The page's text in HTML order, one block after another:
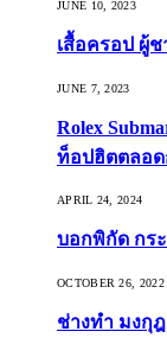
JUNE 10, 2023
เสื้อครอป ผู้
JUNE 7, 2023
Rolex
ท็อปฮิตตลอ
APRIL 24, 2024
บอกพิกัด กร
OCTOBER 26, 2022
ช่างทำ มงกุ